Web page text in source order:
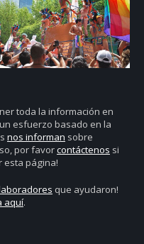
toda la información en
esfuerzo basado en la
nos informan sobre
por favorcontáctenos si
esta página!
que ayudaron!
aquí.